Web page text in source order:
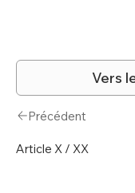
Vers
Article X / XX
Précédent